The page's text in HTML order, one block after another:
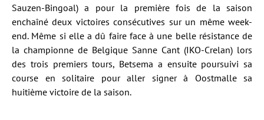
Sauzen-Bingoal) a pour la première fois de la saison
enchaîné deux victoires consécutives sur un même week-
end. Même si elle a dû faire face à une belle résistance de
la championne de Belgique Sanne Cant (IKO-Crelan) lors
des trois premiers tours, Betsema a ensuite poursuivi sa
course en solitaire pour aller signer à Oostmalle sa
huitième victoire de la saison.